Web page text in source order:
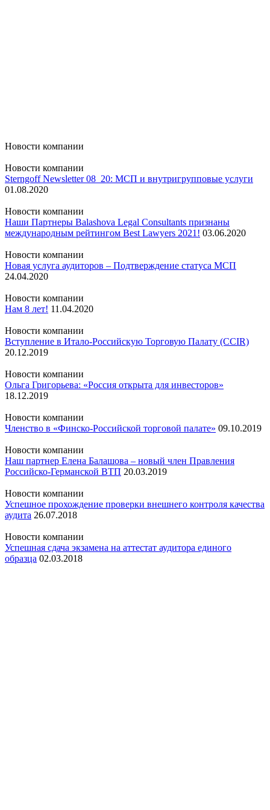
Новости компании
Новости компании
Sterngoff Newsletter 08_20: МСП и внутригрупповые услуги
01.08.2020
Новости компании
Наши Партнеры Balashova Legal Consultants признаны
международным рейтингом Best Lawyers 2021! 03.06.2020
Новости компании
Новая услуга аудиторов – Подтверждение статуса МСП
24.04.2020
Новости компании
Нам 8 лет! 11.04.2020
Новости компании
Вступление в Итало-Российскую Торговую Палату (CCIR)
20.12.2019
Новости компании
Ольга Григорьева: «Россия открыта для инвесторов»
18.12.2019
Новости компании
Членство в «Финско-Российской торговой палате» 09.10.2019
Новости компании
Наш партнер Елена Балашова – новый член Правления
Российско-Германской ВТП 20.03.2019
Новости компании
Успешное прохождение проверки внешнего контроля качества
аудита 26.07.2018
Новости компании
Успешная сдача экзамена на аттестат аудитора единого
образца 02.03.2018